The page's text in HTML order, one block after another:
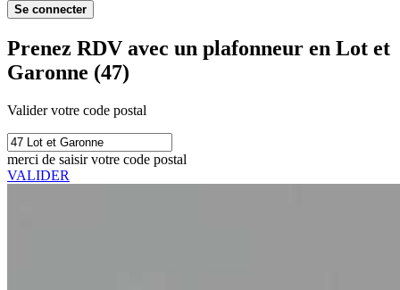
Se connecter
Prenez RDV avec un plafonneur en Lot et
Garonne (47)
Valider votre code postal
merci de saisir votre code postal
VALIDER